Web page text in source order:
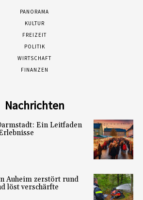
PANORAMA
KULTUR
FREIZEIT
POLITIK
WIRTSCHAFT
FINANZEN
Nachrichten
Ein Leitfaden
Auheim zerstört rund
löst verschärfte